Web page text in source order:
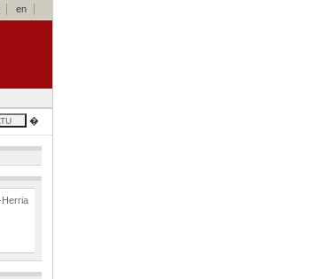
en
�